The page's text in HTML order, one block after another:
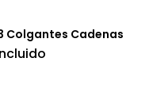
Colgantes Cadenas